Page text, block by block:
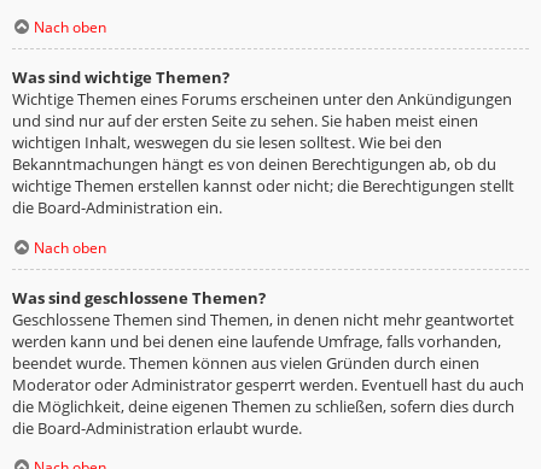
Nach oben
Was sind wichtige Themen?
Wichtige Themen eines Forums erscheinen unter den Ankündigungen
und sind nur auf der ersten Seite zu sehen. Sie haben meist einen
wichtigen Inhalt, weswegen du sie lesen solltest. Wie bei den
Bekanntmachungen hängt es von deinen Berechtigungen ab, ob du
wichtige Themen erstellen kannst oder nicht; die Berechtigungen stellt
die Board-Administration ein.
Nach oben
Was sind geschlossene Themen?
Geschlossene Themen sind Themen, in denen nicht mehr geantwortet
werden kann und bei denen eine laufende Umfrage, falls vorhanden,
beendet wurde. Themen können aus vielen Gründen durch einen
Moderator oder Administrator gesperrt werden. Eventuell hast du auch
die Möglichkeit, deine eigenen Themen zu schließen, sofern dies durch
die Board-Administration erlaubt wurde.